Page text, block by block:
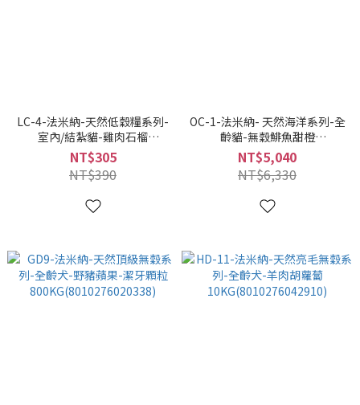
LC-4-法米納-天然低穀糧系列-
室內/結紮貓-雞肉石榴
300g(8010276030474)
NT$305
NT$390
OC-1-法米納- 天然海洋系列-全
齡貓-無穀鯡魚甜橙
10KG(8010276036872)
NT$5,040
NT$6,330